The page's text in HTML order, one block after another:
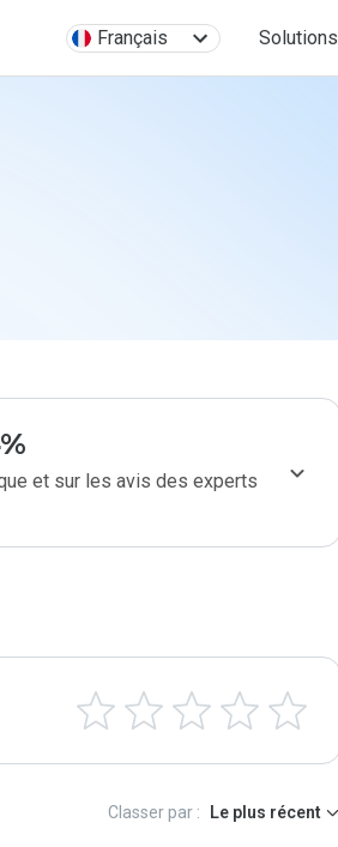
Français Solutions
et sur les avis des experts
Classer par : Le plus récent